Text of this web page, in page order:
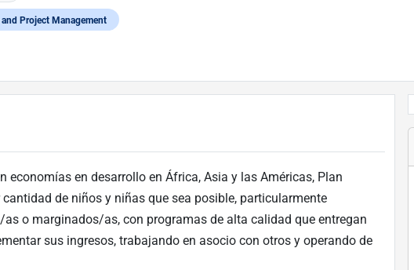
Project Management
economías en desarrollo en África, Asia y las Américas, Plan
de niños y niñas que sea posible, particularmente
o marginados/as, con programas de alta calidad que entregan
sus ingresos, trabajando en asocio con otros y operando de